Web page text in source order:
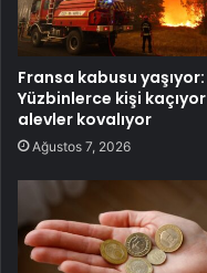
Fransa kabusu yaşıyor:
Yüzbinlerce kişi kaçıyor
alevler kovalıyor
Ağustos 7, 2026